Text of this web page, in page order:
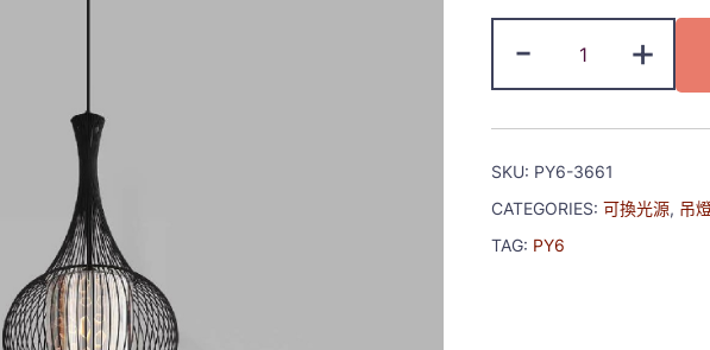
- +
SKU: PY6-3661
CATEGORIES: 可換光源, 吊
TAG: PY6